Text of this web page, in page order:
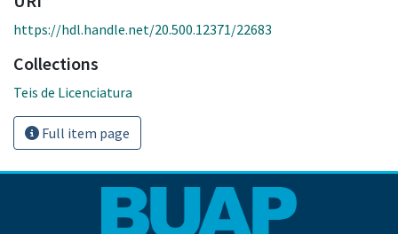
https://hdl.handle.net/20.500.12371/22683
Collections
Teis de Licenciatura
Full item page